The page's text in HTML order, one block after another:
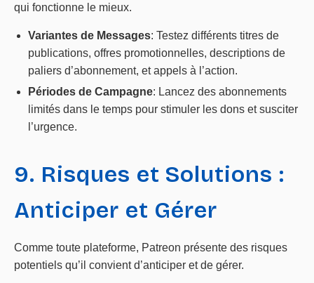
qui fonctionne le mieux.
Variantes de Messages: Testez différents titres de
publications, offres promotionnelles, descriptions de
paliers d’abonnement, et appels à l’action.
Périodes de Campagne: Lancez des abonnements
limités dans le temps pour stimuler les dons et susciter
l’urgence.
9. Risques et Solutions :
Anticiper et Gérer
Comme toute plateforme, Patreon présente des risques
potentiels qu’il convient d’anticiper et de gérer.